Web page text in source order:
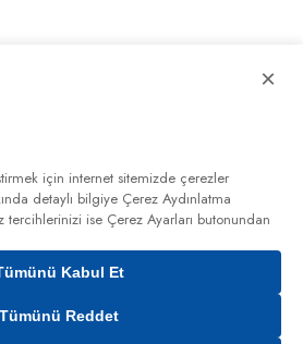
×
için internet sitemizde çerezler
detaylı bilgiye Çerez Aydınlatma
tercihlerinizi ise Çerez Ayarları butonundan
Kabul Et
Tümünü Reddet